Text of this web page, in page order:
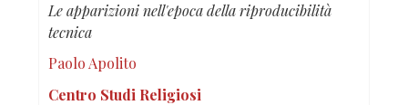
Le apparizioni nell'epoca della riproducibilità
tecnica
Paolo Apolito
Centro Studi Religiosi